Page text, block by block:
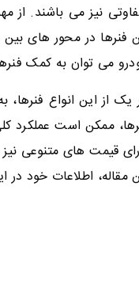
نیز می باشند. از
فنرها در محور های
می توان به کمک
یک از این انواع
ممکن است عملکرد
قیمت های متنوعی
مقاله، اطلاعات خود در